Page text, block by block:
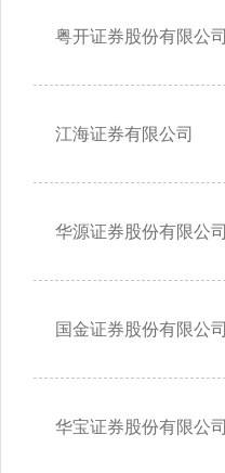
粤开证券股份有限公司
江海证券有限公司
华源证券股份有限公司
国金证券股份有限公司
华宝证券股份有限公司